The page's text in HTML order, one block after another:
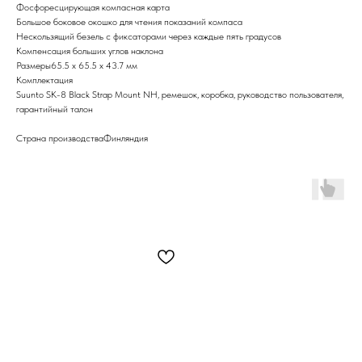
Фосфоресцирующая компасная карта
Большое боковое окошко для чтения показаний компаса
Нескользящий безель с фиксаторами через каждые пять градусов
Компенсация больших углов наклона
Размеры65.5 x 65.5 x 43.7 мм
Комплектация
Suunto SK-8 Black Strap Mount NH, ремешок, коробка, руководство пользователя,
гарантийный талон
Страна производстваФинляндия